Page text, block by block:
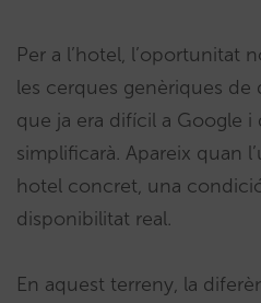
Per a l’hotel, l’oportunitat
les cerques genèriques de
que ja era difícil a Google i
simplificarà. Apareix quan
hotel concret, una
disponibilitat real.
En aquest terreny, la